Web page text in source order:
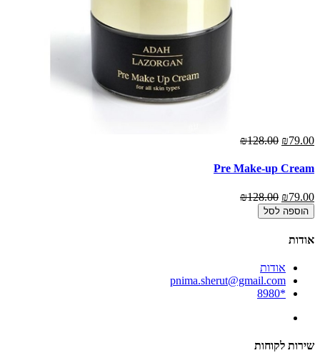
₪79.00
₪128.00
Pre Make-up Cream
₪79.00
₪128.00
הוספה לסל
אודות
אודות
pnima.sherut@gmail.com
*8980
שירות לקוחות